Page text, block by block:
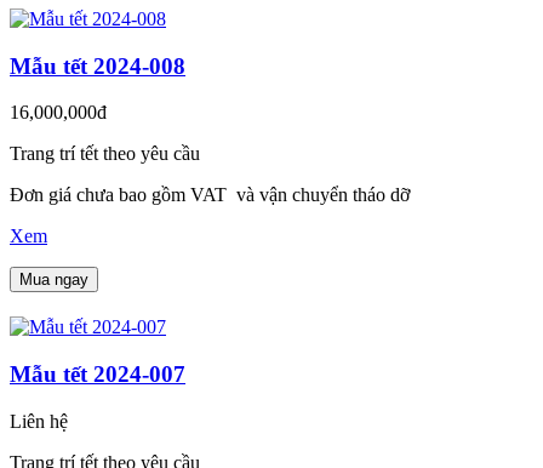
Mẫu tết 2024-008
16,000,000đ
Trang trí tết theo yêu cầu
Đơn giá chưa bao gồm VAT và vận chuyển tháo dỡ
Xem
Mua ngay
Mẫu tết 2024-007
Liên hệ
Trang trí tết theo yêu cầu